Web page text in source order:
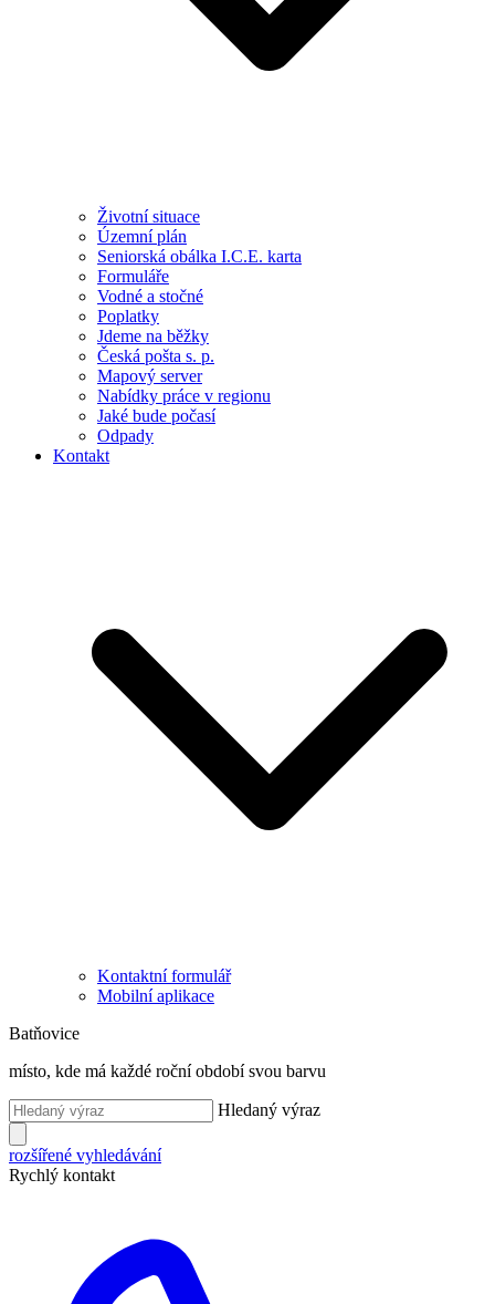
Životní situace
Územní plán
Seniorská obálka I.C.E. karta
Formuláře
Vodné a stočné
Poplatky
Jdeme na běžky
Česká pošta s. p.
Mapový server
Nabídky práce v regionu
Jaké bude počasí
Odpady
Kontakt
Kontaktní formulář
Mobilní aplikace
Batňovice
místo, kde má každé roční období svou barvu
Hledaný výraz
rozšířené vyhledávání
Rychlý kontakt